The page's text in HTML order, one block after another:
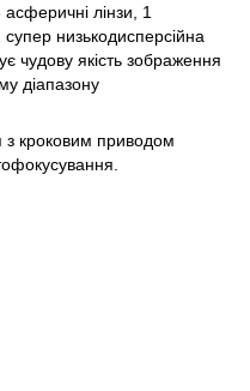
лінзи, 1
низькодисперсійна
чудову якість зображення
діапазону
з кроковим приводом